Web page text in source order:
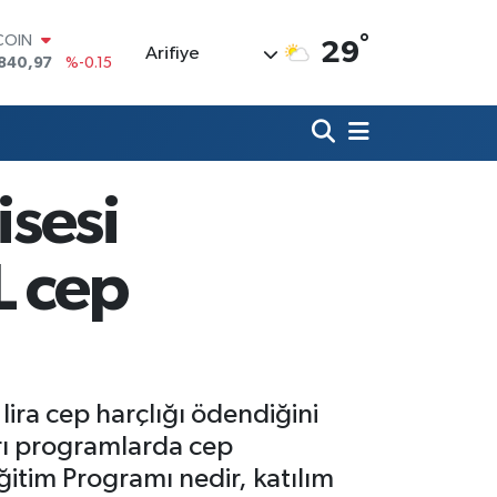
%0.18
%0.32
%-14
%-0.15
Arifiye 29°
cep
lira cep harçlığı ödendiğini
programlarda cep
Programı nedir, katılım